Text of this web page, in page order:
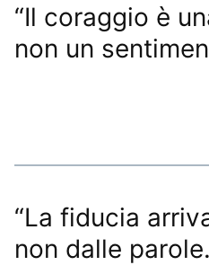
“Il coraggio è
non un
“La fiducia
non dalle